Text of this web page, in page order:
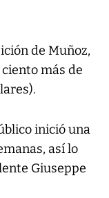
de Muñoz,
más de
inició una
así lo
Giuseppe